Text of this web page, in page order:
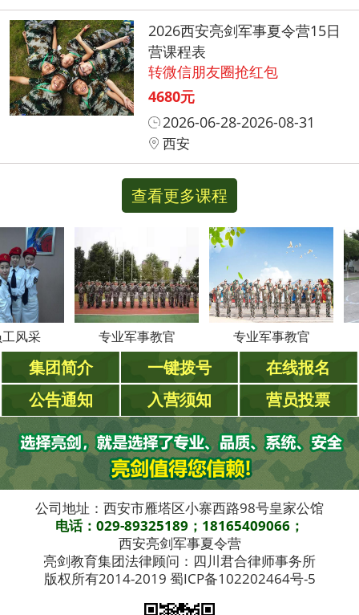
2026西安亮剑军事夏令营15日
营课程表
转微信朋友圈抢红包
4680元
2026-06-28-2026-08-31
西安
查看更多课程
专业军事教官 专业军事教官
集团简介 一键拨号
在线报名
公告通知
入营须知 营员投票
公司地址：西安市雁塔区小寨西路98号皇家公馆
电话：029-89325189；18165409066；
西安亮剑军事夏令营
亮剑教育集团法律顾问：四川君合律师事务所
版权所有2014-2019 蜀ICP备102202464号-5